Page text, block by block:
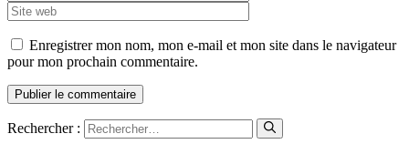
Enregistrer mon nom, mon e-mail et mon site dans le navigateur
pour mon prochain commentaire.
Rechercher :